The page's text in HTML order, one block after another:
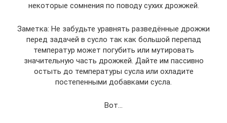
некоторые сомнения по поводу сухих дрожжей.
Заметка: Не забудьте уравнять разведённые дрожжи
перед задачей в сусло так как большой перепад
температур может погубить или мутировать
значительную часть дрожжей. Дайте им пассивно
остыть до температуры сусла или охладите
постепенными добавками сусла.
Вот…